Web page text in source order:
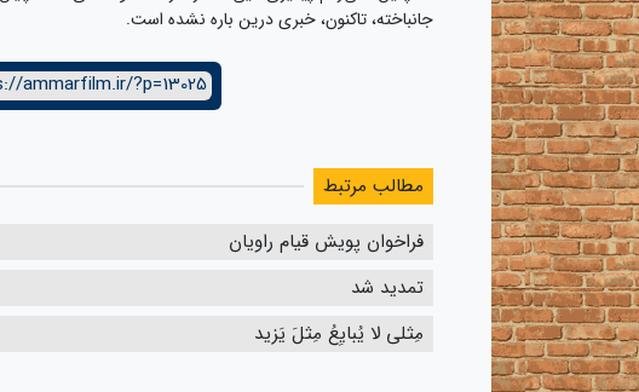
جانباخته، تاکنون، خبری درین باره نشده است.
ammarfilm.ir/?p=13025
مطالب مرتبط
فراخوان پویش قیام راویان
تمدید شد
مِثلی لا یُبایِعُ مِثلَ یَزید